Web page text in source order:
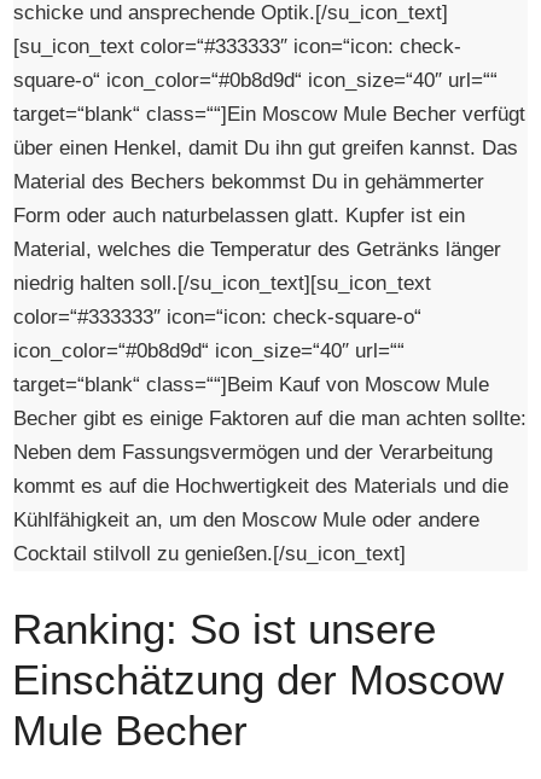
schicke und ansprechende Optik.[/su_icon_text]
[su_icon_text color=“#333333″ icon=“icon: check-
square-o“ icon_color=“#0b8d9d“ icon_size=“40″ url=““
target=“blank“ class=““]Ein Moscow Mule Becher verfügt
über einen Henkel, damit Du ihn gut greifen kannst. Das
Material des Bechers bekommst Du in gehämmerter
Form oder auch naturbelassen glatt. Kupfer ist ein
Material, welches die Temperatur des Getränks länger
niedrig halten soll.[/su_icon_text][su_icon_text
color=“#333333″ icon=“icon: check-square-o“
icon_color=“#0b8d9d“ icon_size=“40″ url=““
target=“blank“ class=““]Beim Kauf von Moscow Mule
Becher gibt es einige Faktoren auf die man achten sollte:
Neben dem Fassungsvermögen und der Verarbeitung
kommt es auf die Hochwertigkeit des Materials und die
Kühlfähigkeit an, um den Moscow Mule oder andere
Cocktail stilvoll zu genießen.[/su_icon_text]
Ranking: So ist unsere
Einschätzung der Moscow
Mule Becher